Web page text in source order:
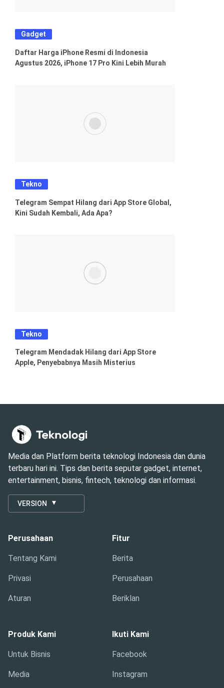
Gadget
Daftar Harga iPhone Resmi di Indonesia
Agustus 2026, iPhone 17 Pro Kini Lebih Murah
Tekno
Telegram Sempat Hilang dari App Store Global,
Kini Sudah Kembali, Ada Apa?
Tekno
Telegram Mendadak Hilang dari App Store
Apple, Penyebabnya Masih Misterius
Media dan Platform berita teknologi Indonesia dan dunia
terbaru hari ini. Tips dan berita seputar gadget, internet,
entertainment, bisnis, fintech, teknologi dan informasi.
VERSION
Perusahaan
Tentang Kami
Privasi
Aturan
Fitur
Berita
Perusahaan
Beriklan
Produk Kami
Untuk Bisnis
Media
Ikuti Kami
Facebook
Instagram